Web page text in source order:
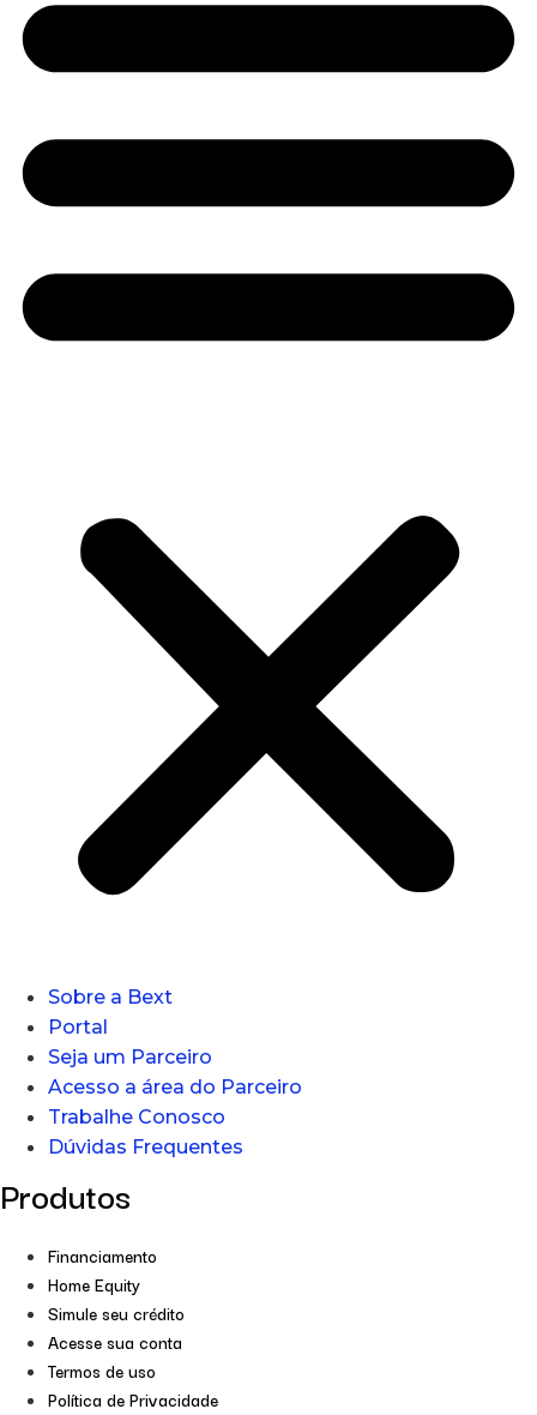
Sobre a Bext
Portal
Seja um Parceiro
Acesso a área do Parceiro
Trabalhe Conosco
Dúvidas Frequentes
Produtos
Financiamento
Home Equity
Simule seu crédito
Acesse sua conta
Termos de uso
Política de Privacidade